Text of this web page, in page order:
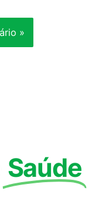
Saúde